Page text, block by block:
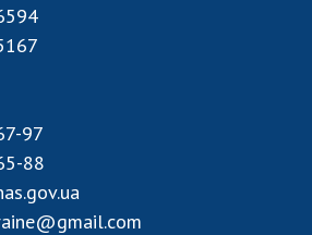
97
88